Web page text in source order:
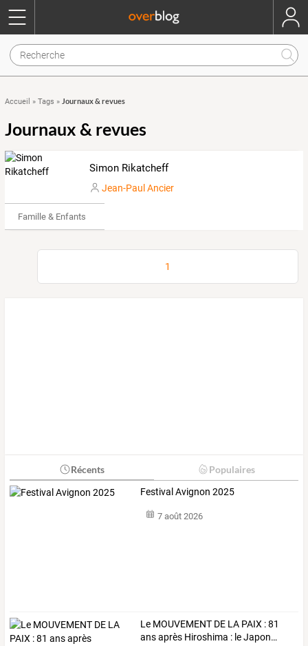
Accueil » Tags » Journaux & revues
Journaux & revues
Simon Rikatcheff
Jean-Paul Ancier
Famille & Enfants
1
Récents Populaires
Festival Avignon 2025
7 août 2026
Le MOUVEMENT DE LA PAIX :81
ansaprès Hiroshima : leJapon…